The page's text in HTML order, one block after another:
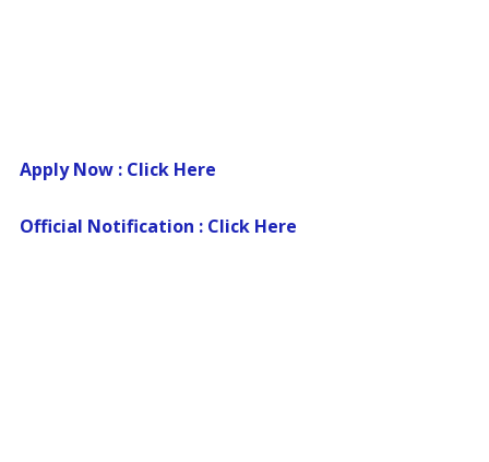
Apply Now : Click Here
Official Notification : Click Here